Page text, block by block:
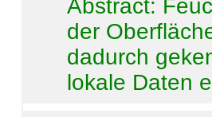
Abstract:
der
dadurch
lokale Daten